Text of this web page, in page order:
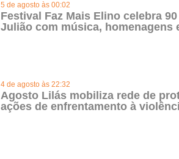
5 de agosto às 00:02
Festival Faz Mais Elino celebra
Julião com música, homenagens
4 de agosto às 22:32
Agosto Lilás mobiliza rede de
ações de enfrentamento à